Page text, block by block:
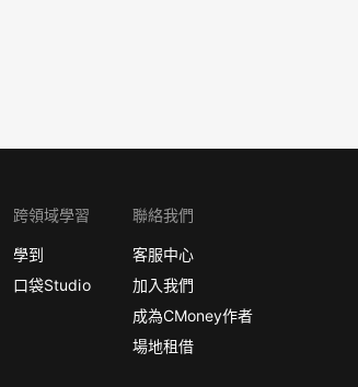
跨領域學習
學到
口袋Studio
聯絡我們
客服中心
加入我們
成為CMoney作者
場地租借